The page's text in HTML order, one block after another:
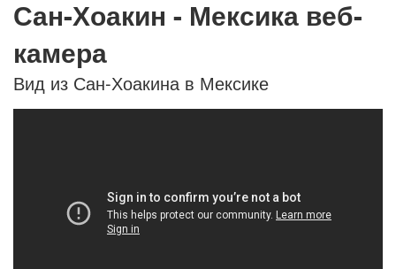
Сан-Хоакин - Мексика веб-
камера
Вид из Сан-Хоакина в Мексике